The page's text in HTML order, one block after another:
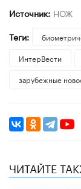
Источник: НОЖ
Теги:
ИнтерВести
зарубежные
ЧИТАЙТЕ